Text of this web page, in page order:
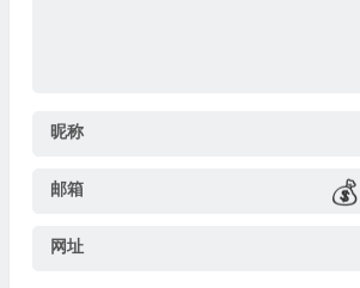
昵称
邮箱
网址